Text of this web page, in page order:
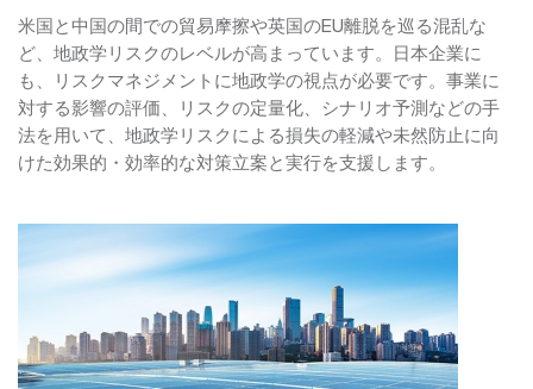
米国と中国の間での貿易摩擦や英国のEU離脱を巡る混乱な
ど、地政学リスクのレベルが高まっています。日本企業に
も、リスクマネジメントに地政学の視点が必要です。事業に
対する影響の評価、リスクの定量化、シナリオ予測などの手
法を用いて、地政学リスクによる損失の軽減や未然防止に向
けた効果的・効率的な対策立案と実行を支援します。